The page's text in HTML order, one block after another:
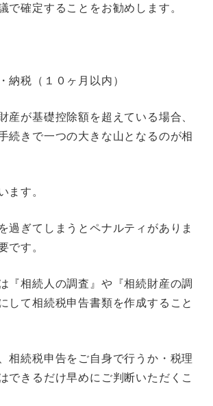
で確定することをお勧めします。
・納税（１０ヶ月以内）
が基礎控除額を超えている場合、
続きで一つの大きな山となるのが相
ます。
過ぎてしまうとペナルティがありま
です。
『相続人の調査』や『相続財産の調
して相続税申告書類を作成すること
相続税申告をご自身で行うか・税理
できるだけ早めにご判断いただくこ